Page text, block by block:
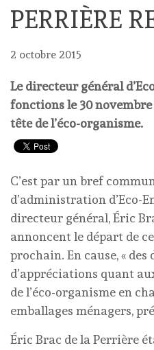
PERRIÈRE
2 octobre 2015
Le directeur général
fonctions le 30 novembre
tête de l’éco-organisme.
C’est par un bref
d’administration d’Eco-
directeur général, Éric
annoncent le départ de
prochain. En cause, « des
d’appréciations quant
de l’éco-organisme en
emballages ménagers,
Éric Brac de la Perrière